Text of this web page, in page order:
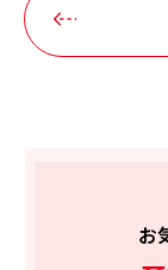
お